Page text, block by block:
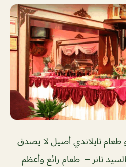
طعام تايلاندي أصيل لا يصدق
تانر – طعام رائع وأعظم